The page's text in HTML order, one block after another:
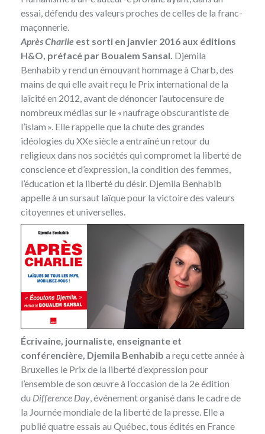
essai, défendu des valeurs proches de celles de la franc-
maçonnerie.
Après Charlie est sorti en janvier 2016 aux éditions
H&O, préfacé par Boualem Sansal. Djemila
Benhabib y rend un émouvant hommage à Charb, des
mains de qui elle avait reçu le Prix international de la
laïcité en 2012, avant de dénoncer l’autocensure de
nombreux médias sur le « naufrage obscurantiste de
l’islam ». Elle rappelle que la chute des grandes
idéologies du XXe siècle a entraîné un retour du
religieux dans nos sociétés qui compromet la liberté de
conscience et d’expression, la condition des femmes,
l’éducation et la liberté du désir. Djemila Benhabib
appelle à un sursaut laïque pour la victoire des valeurs
citoyennes et universelles.
Écrivaine, journaliste, enseignante et
conférencière, Djemila Benhabib a reçu cette année à
Bruxelles le Prix de la liberté d’expression pour
l’ensemble de son œuvre à l’occasion de la 2e édition
du Difference Day, événement organisé dans le cadre de
la Journée mondiale de la liberté de la presse. Elle a
publié quatre essais au Québec, tous édités en France